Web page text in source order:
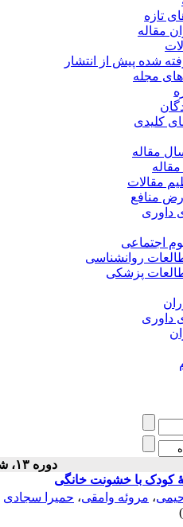
تازه
مقاله
شده پیش از انتشار
مجله
کلیدی
مقاله
مقالات
منافع
داوری
اجتماعی
روانشناسی
پزشکی
داوری
دوره ۱۳، شماره ۵۱ - ( ۱۰-۱۳۹۲ )
کودک با خشونت خانگی
، مروئه وامقی، حمیرا سجادی